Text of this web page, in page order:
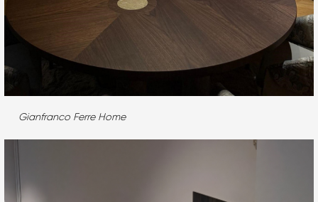
Gianfranco Ferre Home